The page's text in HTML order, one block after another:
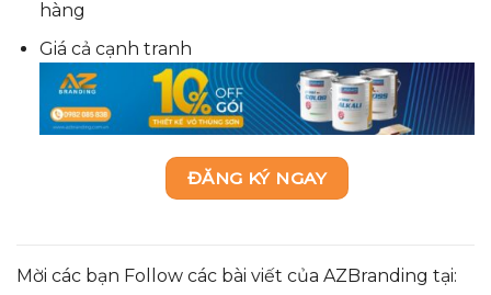
hàng
Giá cả cạnh tranh
ĐĂNG KÝ NGAY
Mời các bạn Follow các bài viết của AZBranding tại: